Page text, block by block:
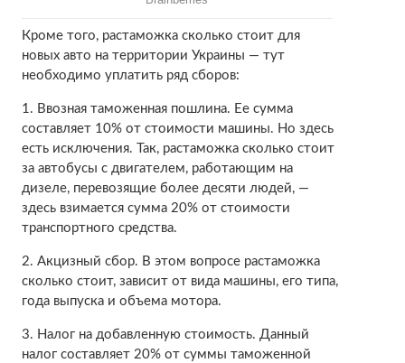
Кроме того, растаможка сколько стоит для
новых авто на территории Украины — тут
необходимо уплатить ряд сборов:
1. Ввозная таможенная пошлина. Ее сумма
составляет 10% от стоимости машины. Но здесь
есть исключения. Так, растаможка сколько стоит
за автобусы с двигателем, работающим на
дизеле, перевозящие более десяти людей, —
здесь взимается сумма 20% от стоимости
транспортного средства.
2. Акцизный сбор. В этом вопросе растаможка
сколько стоит, зависит от вида машины, его типа,
года выпуска и объема мотора.
3. Налог на добавленную стоимость. Данный
налог составляет 20% от суммы таможенной